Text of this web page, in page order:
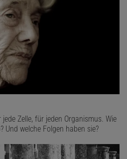
Zelle, für jeden Organismus. Wie
Und welche Folgen haben sie?